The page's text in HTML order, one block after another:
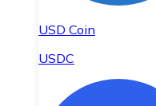
USD Coin
USDC